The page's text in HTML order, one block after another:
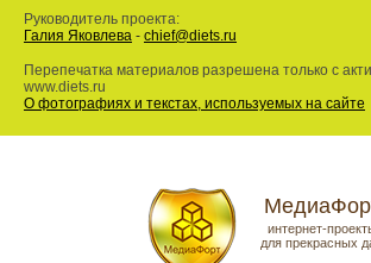
Руководитель проекта:
Галия Яковлева - chief@diets.ru
Перепечатка материалов разрешена только с
www.diets.ru
О фотографиях и текстах, используемых на сайте
интернет-
для прекрасных